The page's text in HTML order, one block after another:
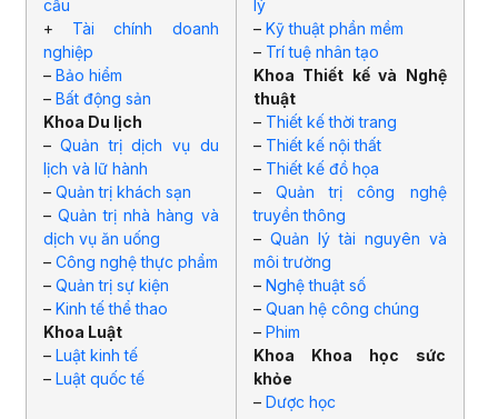
cầu
+ Tài chính doanh
nghiệp
– Bảo hiểm
– Bất động sản
Khoa Du lịch
–Quản trị dịch vụ du
lịch và lữ hành
– Quản trị khách sạn
– Quản trị nhà hàng và
dịch vụ ăn uống
– Công nghệ thực phẩm
– Quản trị sự kiện
– Kinh tế thể thao
Khoa Luật
– Luật kinh tế
– Luật quốc tế
lý
– Kỹ thuật phần mềm
– Trí tuệ nhân tạo
Khoa Thiết kế và Nghệ
thuật
– Thiết kế thời trang
– Thiết kế nội thất
– Thiết kế đồ họa
– Quản trị công nghệ
truyền thông
– Quản lý tài nguyên và
môi trường
– Nghệ thuật số
– Quan hệ công chúng
– Phim
Khoa Khoa học sức
khỏe
– Dược học